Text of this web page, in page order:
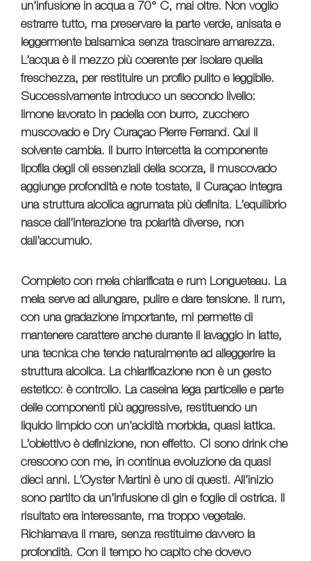
un’infusione in acqua a 70° C, mai oltre. Non voglio
estrarre tutto, ma preservare la parte verde, anisata e
leggermente balsamica senza trascinare amarezza.
L’acqua è il mezzo più coerente per isolare quella
freschezza, per restituire un profilo pulito e leggibile.
Successivamente introduco un secondo livello:
limone lavorato in padella con burro, zucchero
muscovado e Dry Curaçao Pierre Ferrand. Qui il
solvente cambia. Il burro intercetta la componente
lipofila degli oli essenziali della scorza, il muscovado
aggiunge profondità e note tostate, il Curaçao integra
una struttura alcolica agrumata più definita. L’equilibrio
nasce dall’interazione tra polarità diverse, non
dall’accumulo.
Completo con mela chiarificata e rum Longueteau. La
mela serve ad allungare, pulire e dare tensione. Il rum,
con una gradazione importante, mi permette di
mantenere carattere anche durante il lavaggio in latte,
una tecnica che tende naturalmente ad alleggerire la
struttura alcolica. La chiarificazione non è un gesto
estetico: è controllo. La caseina lega particelle e parte
delle componenti più aggressive, restituendo un
liquido limpido con un’acidità morbida, quasi lattica.
L’obiettivo è definizione, non effetto. Ci sono drink che
crescono con me, in continua evoluzione da quasi
dieci anni. L’Oyster Martini è uno di questi. All’inizio
sono partito da un’infusione di gin e foglie di ostrica. Il
risultato era interessante, ma troppo vegetale.
Richiamava il mare, senza restituirne davvero la
profondità. Con il tempo ho capito che dovevo